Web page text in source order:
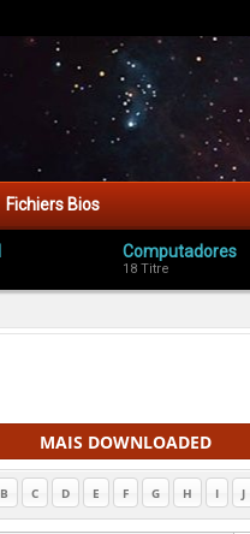
Fichiers Bios
Computadores
18 Titre
MAIS DOWNLOADED
B C D E F G H I J